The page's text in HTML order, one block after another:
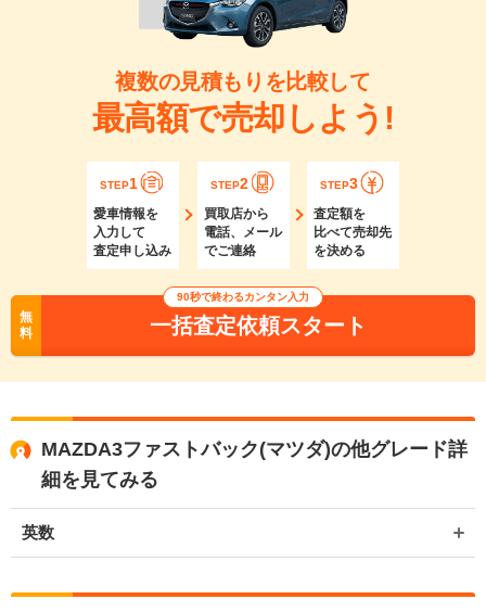
複数の見積もりを比較して
最高額で売却しよう!
STEP1
愛車情報を
入力して
査定申し込み
STEP2
買取店から
電話、メール
でご連絡
STEP3
査定額を
比べて売却先
を決める
無
料
90秒で終わるカンタン入力
一括査定依頼スタート
MAZDA3ファストバック(マツダ)の他グレード詳
細を見てみる
英数